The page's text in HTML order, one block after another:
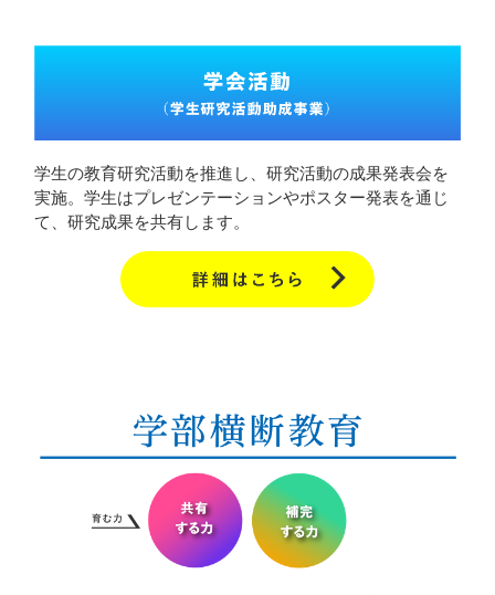
学生の教育研究活動を推進し、研究活動の成果発表会を
実施。学生はプレゼンテーションやポスター発表を通じ
て、研究成果を共有します。